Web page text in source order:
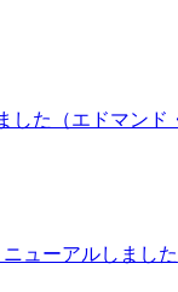
た（エドマンド
ューアルしました